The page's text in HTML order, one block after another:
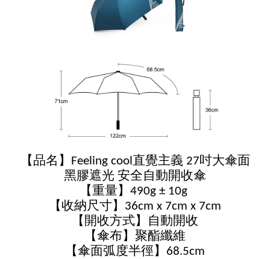
【品名】Feeling cool直覺主義 27吋大傘面
黑膠遮光 安全自動開收傘
【重量】490g ± 10g
【收納尺寸】36cm x 7cm x 7cm
【開收方式】自動開收
【傘布】聚酯纖維
【傘面弧度半徑】68.5cm